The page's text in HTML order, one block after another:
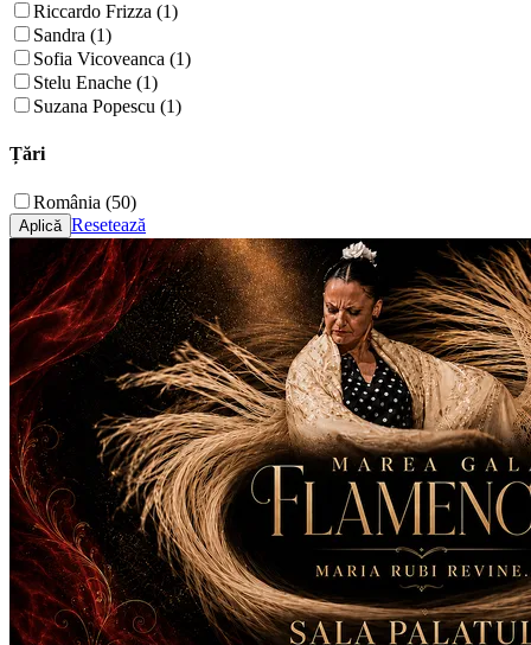
Riccardo Frizza (1)
Sandra (1)
Sofia Vicoveanca (1)
Stelu Enache (1)
Suzana Popescu (1)
Țări
România (50)
Resetează